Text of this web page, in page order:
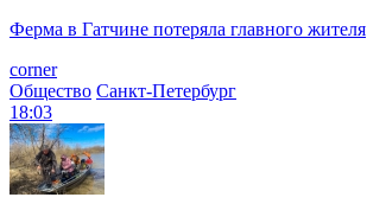
Ферма в Гатчине потеряла главного жителя
corner
Общество Санкт-Петербург
18:03